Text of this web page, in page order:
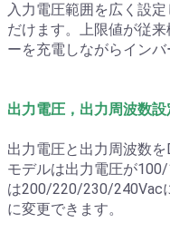
入力電圧範囲を広く設
だけます。上限値が従
ーを充電しながらインバ
出力電圧，出力周波数
出力電圧と出力周波数
モデルは出力電圧が
は200/220/230/240Vac
に変更できます。